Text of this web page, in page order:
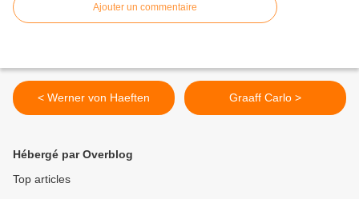
Ajouter un commentaire
< Werner von Haeften Graaff Carlo >
Hébergé par Overblog
Top articles